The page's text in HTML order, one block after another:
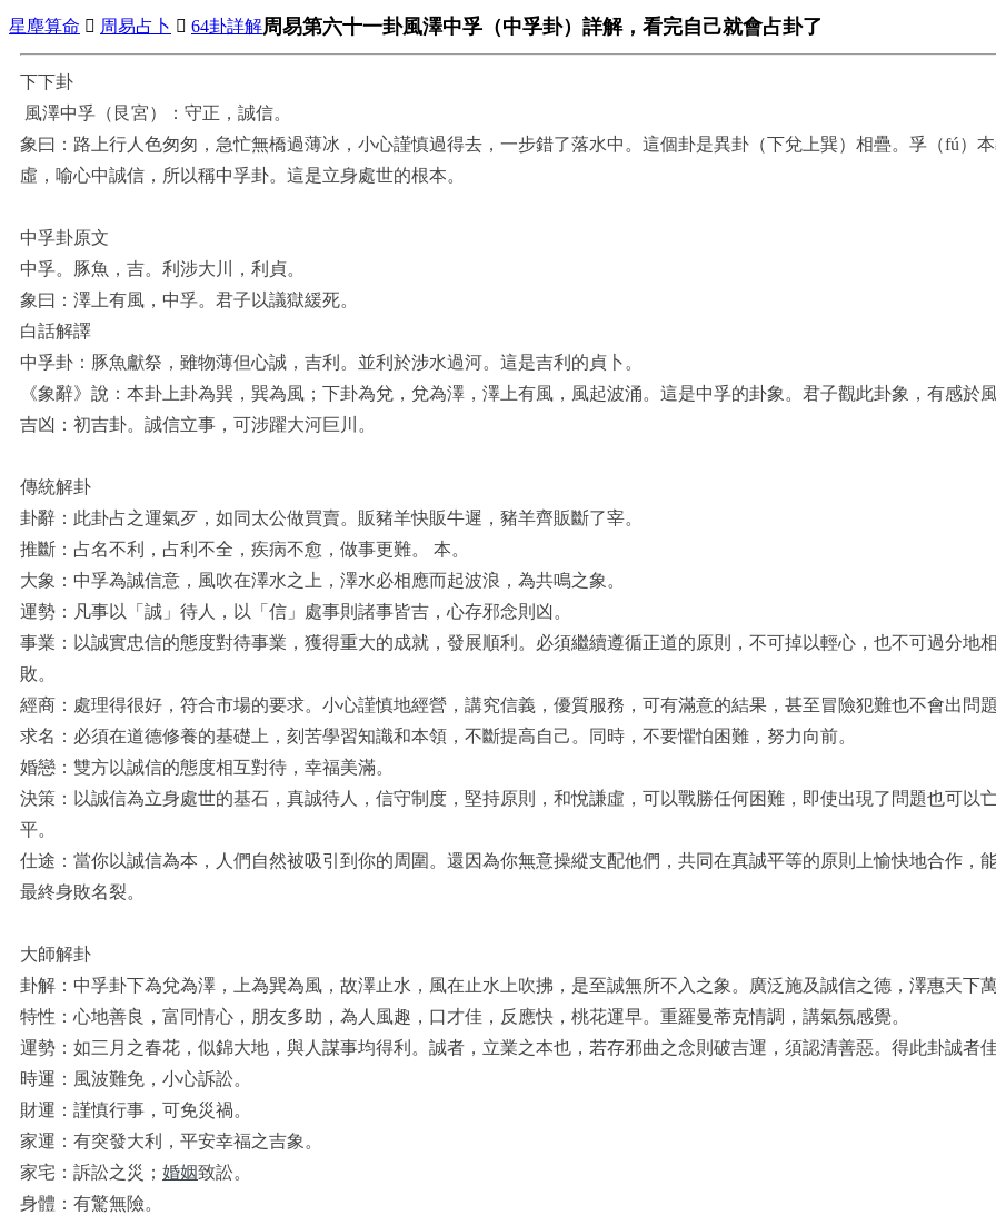
星塵算命  周易占卜  64卦詳解周易第六十一卦風澤中孚（中孚卦）詳解，看完自己就會占卦了
下下卦
風澤中孚（艮宮）：守正，誠信。
象曰：路上行人色匆匆，急忙無橋過薄冰，小心謹慎過得去，一步錯了落水中。這個卦是異卦（下兌上巽）相疊。孚（fú）
虛，喻心中誠信，所以稱中孚卦。這是立身處世的根本。
中孚卦原文
中孚。豚魚，吉。利涉大川，利貞。
象曰：澤上有風，中孚。君子以議獄緩死。
白話解譯
中孚卦：豚魚獻祭，雖物薄但心誠，吉利。並利於涉水過河。這是吉利的貞卜。
《象辭》說：本卦上卦為巽，巽為風；下卦為兌，兌為澤，澤上有風，風起波涌。這是中孚的卦象。君子觀此卦象，有感於
吉凶：初吉卦。誠信立事，可涉躍大河巨川。
傳統解卦
卦辭：此卦占之運氣歹，如同太公做買賣。販豬羊快販牛遲，豬羊齊販斷了宰。
推斷：占名不利，占利不全，疾病不愈，做事更難。 本。
大象：中孚為誠信意，風吹在澤水之上，澤水必相應而起波浪，為共鳴之象。
運勢：凡事以「誠」待人，以「信」處事則諸事皆吉，心存邪念則凶。
事業：以誠實忠信的態度對待事業，獲得重大的成就，發展順利。必須繼續遵循正道的原則，不可掉以輕心，也不可過分地
敗。
經商：處理得很好，符合市場的要求。小心謹慎地經營，講究信義，優質服務，可有滿意的結果，甚至冒險犯難也不會出問題
求名：必須在道德修養的基礎上，刻苦學習知識和本領，不斷提高自己。同時，不要懼怕困難，努力向前。
婚戀：雙方以誠信的態度相互對待，幸福美滿。
決策：以誠信為立身處世的基石，真誠待人，信守制度，堅持原則，和悅謙虛，可以戰勝任何困難，即使出現了問題也可以
平。
仕途：當你以誠信為本，人們自然被吸引到你的周圍。還因為你無意操縱支配他們，共同在真誠平等的原則上愉快地合作，
最終身敗名裂。
大師解卦
卦解：中孚卦下為兌為澤，上為巽為風，故澤止水，風在止水上吹拂，是至誠無所不入之象。廣泛施及誠信之德，澤惠天下萬
特性：心地善良，富同情心，朋友多助，為人風趣，口才佳，反應快，桃花運早。重羅曼蒂克情調，講氣氛感覺。
運勢：如三月之春花，似錦大地，與人謀事均得利。誠者，立業之本也，若存邪曲之念則破吉運，須認清善惡。得此卦誠者
時運：風波難免，小心訴訟。
財運：謹慎行事，可免災禍。
家運：有突發大利，平安幸福之吉象。
家宅：訴訟之災； 婚姻致訟。
身體：有驚無險。